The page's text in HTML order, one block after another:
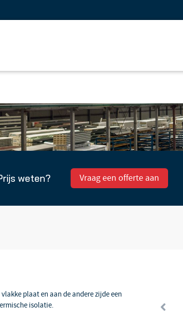
weten? Vraag een offerte aan
plaat en aan de andere zijde een
isolatie.